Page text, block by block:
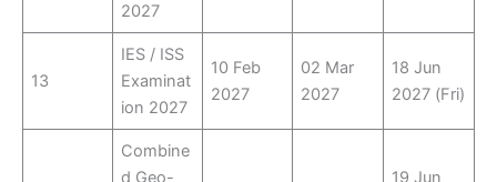
2027
13
IES / ISS
Examinat
ion 2027
10 Feb
2027
02 Mar
2027
18 Jun
2027 (Fri)
Combine